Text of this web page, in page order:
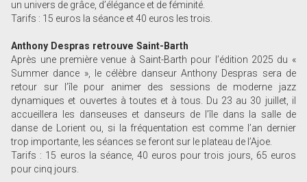
un univers de grâce, d’élégance et de féminité.
Tarifs : 15 euros la séance et 40 euros les trois.
Anthony Despras retrouve Saint-Barth
Après une première venue à Saint-Barth pour l’édition 2025 du «
Summer dance », le célèbre danseur Anthony Despras sera de
retour sur l’île pour animer des sessions de moderne jazz
dynamiques et ouvertes à toutes et à tous. Du 23 au 30 juillet, il
accueillera les danseuses et danseurs de l’île dans la salle de
danse de Lorient ou, si la fréquentation est comme l’an dernier
trop importante, les séances se feront sur le plateau de l’Ajoe.
Tarifs : 15 euros la séance, 40 euros pour trois jours, 65 euros
pour cinq jours.